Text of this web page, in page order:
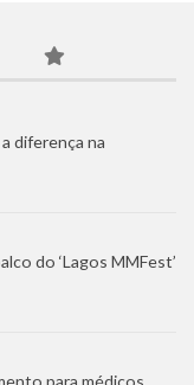
diferença na
do ‘Lagos MMFest’